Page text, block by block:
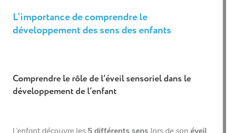
L’importance de comprendre le
développement des sens des enfants
Comprendre le rôle de l’éveil sensoriel dans le
développement de l’enfant